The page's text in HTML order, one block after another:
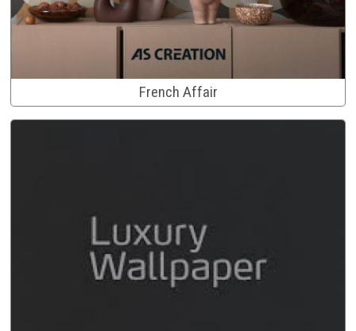
French Affair